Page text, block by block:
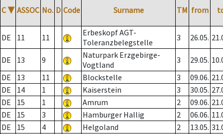
C ▼ ASSOC No. D Code Surname TM from
DE 11 11
Erbeskopf AGT-
Toleranzbelegstelle
3 26.05.
DE 13 9
Naturpark Erzgebirge-
Vogtland
3 29.05.
DE
13 11 Blockstelle 3 09.06.
DE
14 1 Kaiserstein 3 30.05.
DE
15 1 Amrum 2 09.06.
DE
15 3 Hamburger Hallig 2 06.06.
DE
15 4 Helgoland 2 13.05.